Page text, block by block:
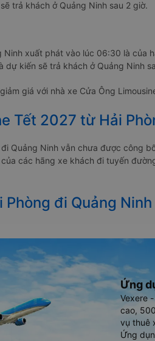
trả khách ở Quảng Ninh sau 2 giờ.
xuất phát vào lúc 06:30 là của
kiến sẽ trả khách ở Quảng Ninh
giá với nhà xe Cửa Ông
Tết 2027 từ Hải
Quảng Ninh vẫn chưa được công
các hãng xe khách đi tuyến
đi Quảng Ninh
Ứng
Vexere
cao,
vụ thuê
Ứng